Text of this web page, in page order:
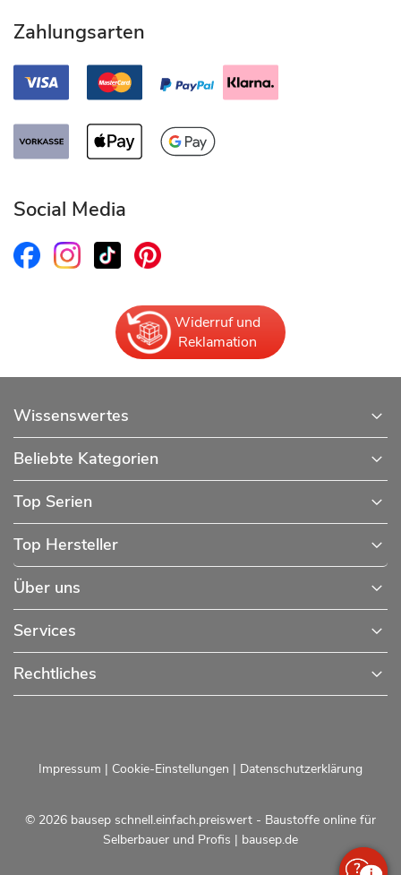
Zahlungsarten
Social Media
Widerruf und
Reklamation
Wissenswertes
Beliebte Kategorien
Top Serien
Top Hersteller
Über uns
Services
Rechtliches
© 2026 bausep schnell.einfach.preiswert - Baustoffe online für
Selberbauer und Profis | bausep.de
Impressum | Cookie-Einstellungen | Datenschutzerklärung